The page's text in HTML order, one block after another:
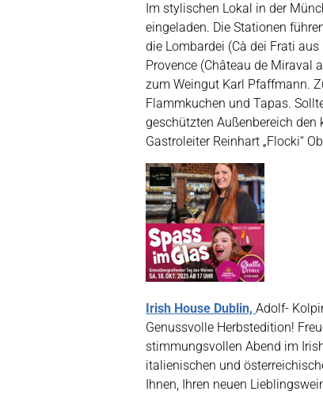
Im stylischen Lokal in der
eingeladen. Die Stationen
die Lombardei (Cà dei Frati
Provence (Château de Miraval
zum Weingut Karl Pfaffmann.
Flammkuchen und Tapas.
geschützten Außenbereich
Gastroleiter Reinhart „Flocki“
Irish House Dublin,Adolf-
Genussvolle Herbstedition!
stimmungsvollen Abend im
italienischen und
Ihnen, Ihren neuen